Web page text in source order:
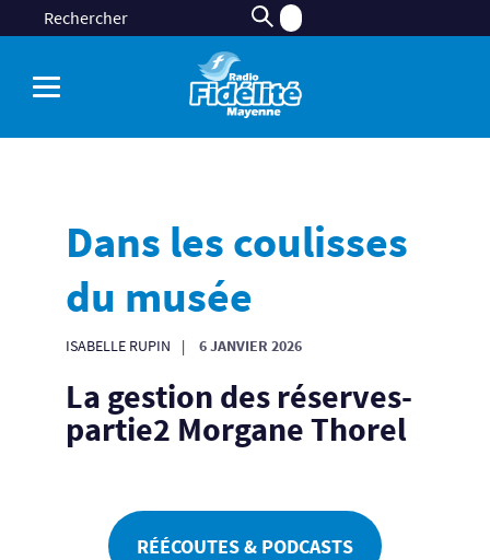
Dans les coulisses
du musée
ISABELLE RUPIN 6 JANVIER 2026
La gestion des réserves-
partie2 Morgane Thorel
RÉÉCOUTES & PODCASTS